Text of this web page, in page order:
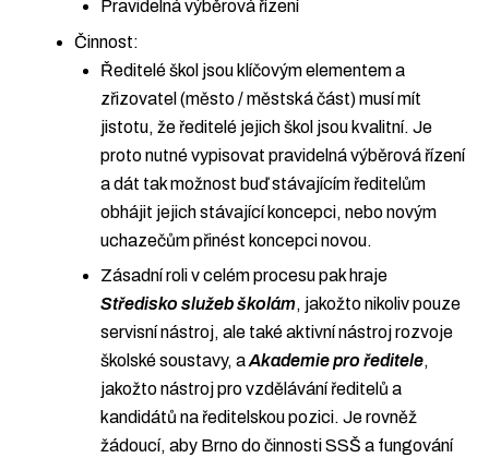
Pravidelná výběrová řízení
Činnost:
Ředitelé škol jsou klíčovým elementem a
zřizovatel (město / městská část) musí mít
jistotu, že ředitelé jejich škol jsou kvalitní. Je
proto nutné vypisovat pravidelná výběrová řízení
a dát tak možnost buď stávajícím ředitelům
obhájit jejich stávající koncepci, nebo novým
uchazečům přinést koncepci novou.
Zásadní roli v celém procesu pak hraje
Středisko služeb školám, jakožto nikoliv pouze
servisní nástroj, ale také aktivní nástroj rozvoje
školské soustavy, aAkademie pro ředitele,
jakožto nástroj pro vzdělávání ředitelů a
kandidátů na ředitelskou pozici. Je rovněž
žádoucí, aby Brno do činnosti SSŠ a fungování